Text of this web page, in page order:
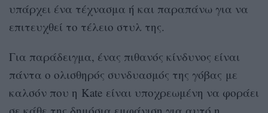
υπάρχει ένα τέχνασμα ή και παραπάνω για να
επιτευχθεί το τέλειο στυλ της.
Για παράδειγμα, ένας πιθανός κίνδυνος είναι
πάντα ο ολισθηρός συνδυασμός της γόβας με
καλσόν που η Κate είναι υποχρεωμένη να φοράει
σε κάθε της δημόσια εμφάνιση για αυτό η